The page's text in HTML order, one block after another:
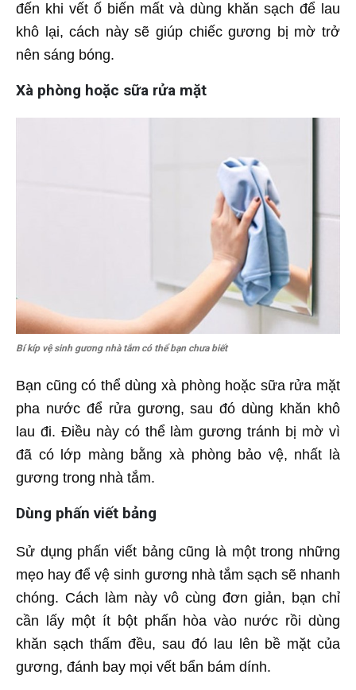
đến khi vết ố biến mất và dùng khăn sạch để lau
khô lại, cách này sẽ giúp chiếc gương bị mờ trở
nên sáng bóng.
Xà phòng hoặc sữa rửa mặt
Bí kíp vệ sinh gương nhà tắm có thể bạn chưa biết
Bạn cũng có thể dùng xà phòng hoặc sữa rửa mặt
pha nước để rửa gương, sau đó dùng khăn khô
lau đi. Điều này có thể làm gương tránh bị mờ vì
đã có lớp màng bằng xà phòng bảo vệ, nhất là
gương trong nhà tắm.
Dùng phấn viết bảng
Sử dụng phấn viết bảng cũng là một trong những
mẹo hay để vệ sinh gương nhà tắm sạch sẽ nhanh
chóng. Cách làm này vô cùng đơn giản, bạn chỉ
cần lấy một ít bột phấn hòa vào nước rồi dùng
khăn sạch thấm đều, sau đó lau lên bề mặt của
gương, đánh bay mọi vết bẩn bám dính.